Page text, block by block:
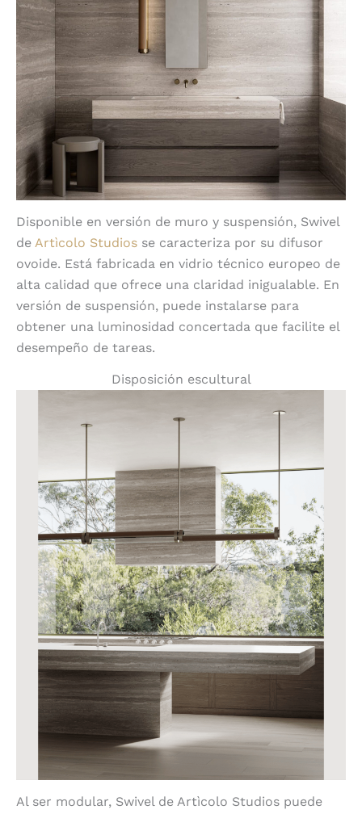
Disponible en versión de muro y suspensión, Swivel
de Artìcolo Studios se caracteriza por su difusor
ovoide. Está fabricada en vidrio técnico europeo de
alta calidad que ofrece una claridad inigualable. En
versión de suspensión, puede instalarse para
obtener una luminosidad concertada que facilite el
desempeño de tareas.
Disposición escultural
Al ser modular, Swivel de Artìcolo Studios puede